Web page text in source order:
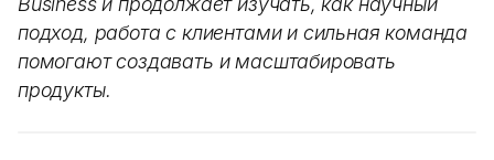
подход, работа с клиентами и сильная команда
помогают создавать и масштабировать
продукты.